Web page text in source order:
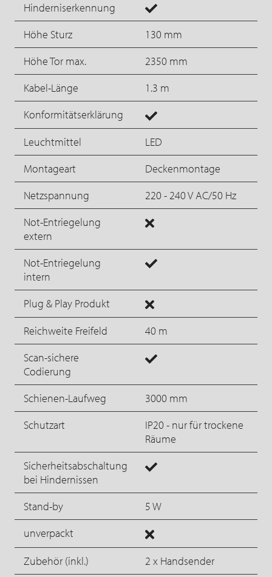
Hinderniserkennung
Höhe Sturz
130 mm
Höhe Tor max.
2350 mm
Kabel-Länge
1.3 m
Konformitätserklärung
Leuchtmittel
LED
Montageart
Deckenmontage
Netzspannung
220 - 240 V AC/50 Hz
Not-Entriegelung
extern
Not-Entriegelung
intern
Plug & Play Produkt
Reichweite Freifeld
40 m
Scan-sichere
Codierung
Schienen-Laufweg
3000 mm
Schutzart
IP20 - nur für trockene
Räume
Sicherheitsabschaltung
bei Hindernissen
Stand-by
5 W
unverpackt
Zubehör (inkl.)
2 x Handsender